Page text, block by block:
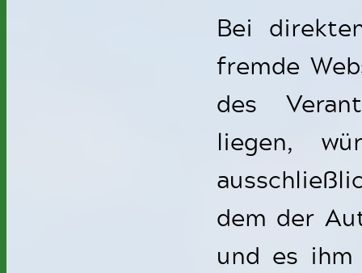
Bei
fremde
des
liegen,
dem der
und es